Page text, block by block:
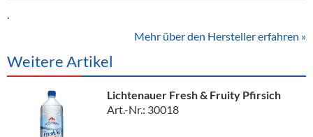
Mehr über den Hersteller erfahren »
Weitere Artikel
Lichtenauer Fresh & Fruity Pfirsich
Art.-Nr.: 30018